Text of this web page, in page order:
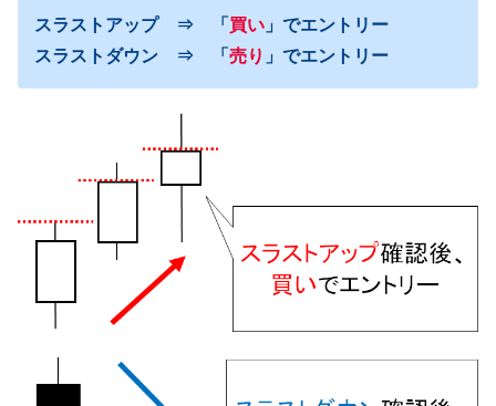
スラストアップ ⇒ 「 買い 」でエントリー
スラストダウン ⇒ 「 売り 」でエントリー